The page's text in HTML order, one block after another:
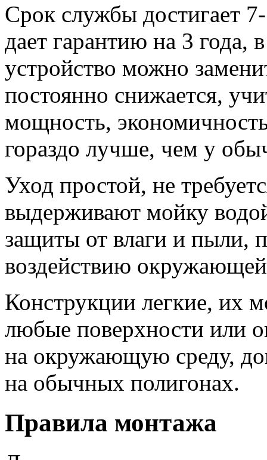
Срок службы достигает
дает гарантию на 3 года,
устройство можно
постоянно снижается,
мощность,
гораздо лучше, чем у
Уход простой, не
выдерживают мойку
защиты от влаги и пыли,
воздействию
Конструкции легкие, их
любые поверхности или
на окружающую среду,
на обычных полигонах.
Правила монтажа